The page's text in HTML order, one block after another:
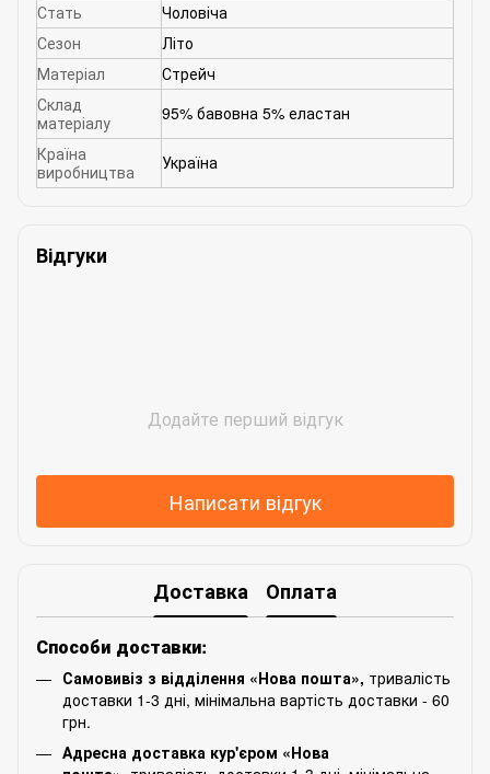
Стать
Чоловіча
Сезон
Літо
Матеріал
Стрейч
Склад
матеріалу
95% бавовна 5% еластан
Країна
виробництва
Україна
Відгуки
Додайте перший відгук
Написати відгук
Доставка Оплата
Способи доставки:
Самовивіз з відділення «Нова пошта», тривалість
доставки 1-3 дні, мінімальна вартість доставки - 60
грн.
Адресна доставка кур'єром «Нова